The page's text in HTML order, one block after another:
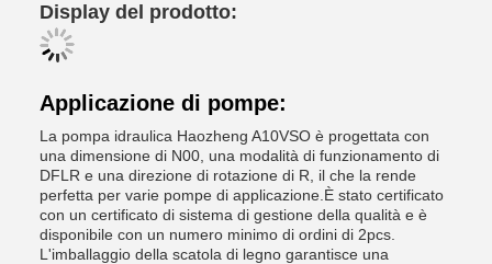
Display del prodotto:
Applicazione di pompe:
La pompa idraulica Haozheng A10VSO è progettata con
una dimensione di N00, una modalità di funzionamento di
DFLR e una direzione di rotazione di R, il che la rende
perfetta per varie pompe di applicazione.È stato certificato
con un certificato di sistema di gestione della qualità e è
disponibile con un numero minimo di ordini di 2pcs.
L'imballaggio della scatola di legno garantisce una